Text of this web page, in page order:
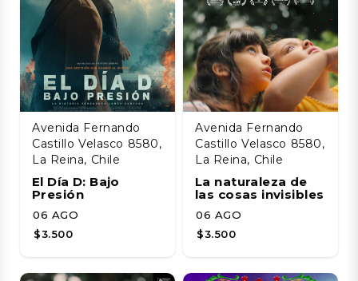
Avenida Fernando
Castillo Velasco 8580,
La Reina, Chile
El Día D: Bajo
Presión
06 AGO
$3.500
Avenida Fernando
Castillo Velasco 8580,
La Reina, Chile
La naturaleza de
las cosas invisibles
06 AGO
$3.500